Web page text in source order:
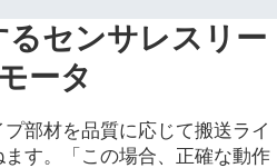
るセンサレスリー
ータ
部材を品質に応じて搬送ライ
す。「この場合、正確な動作